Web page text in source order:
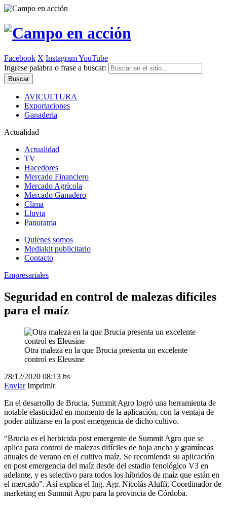
Facebook X InstagramYouTube
Ingrese palabra o frase a buscar:
AVICULTURA
Exportaciones
Ganaderia
Actualidad
Actualidad
TV
Hacedores
Mercado Financiero
Mercado Agrícola
Mercado Ganadero
Clima
Lluvia
Panorama
Quienes somos
Mediakit publicitario
Contacto
Empresariales
Seguridad en control de malezas difíciles
para el maíz
Otra maleza en la que Brucia presenta un excelente
control es Eleusine
28/12/2020 08:13 hs
Enviar Imprimir
En el desarrollo de Brucia, Summit Agro logró una herramienta de
notable elasticidad en momento de la aplicación, con la ventaja de
poder utilizarse en la post emergencia de dicho cultivo.
“Brucia es el herbicida post emergente de Summit Agro que se
aplica para control de malezas difíciles de hoja ancha y gramíneas
anuales de verano en el cultivo maíz. Se recomienda su aplicación
en post emergencia del maíz desde del estadio fenológico V3 en
adelante, y es selectivo para todos los híbridos de maíz que están en
el mercado”. Así explica el Ing. Agr. Nicolás Aluffi, Coordinador de
marketing en Summit Agro para la provincia de Córdoba.